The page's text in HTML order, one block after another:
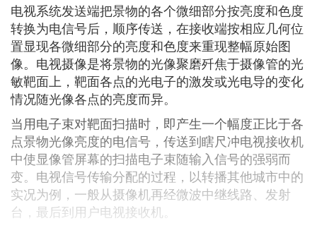
电视系统发送端把景物的各个微细部分按亮度和色度
转换为电信号后，顺序传送，在接收端按相应几何位
置显现各微细部分的亮度和色度来重现整幅原始图
像。电视摄像是将景物的光像聚磨歼焦于摄像管的光
敏靶面上，靶面各点的光电子的激发或光电导的变化
情况随光像各点的亮度而异。
当用电子束对靶面扫描时，即产生一个幅度正比于各
点景物光像亮度的电信号，传送到瞎尺冲电视接收机
中使显像管屏幕的扫描电子束随输入信号的强弱而
变。电视信号传输分配的过程，以转播其他城市中的
实况为例，一般从摄像机再经微波中继线路、发射
台，最后到用户电视接收机。